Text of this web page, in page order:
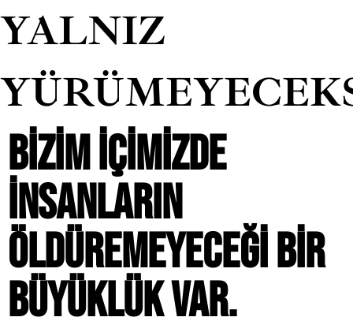
YALNIZ
BIZIM IÇIMIZDE
INSANLARIN
ÖLDÜREMEYECEĞI BIR
BÜYÜKLÜK VAR.